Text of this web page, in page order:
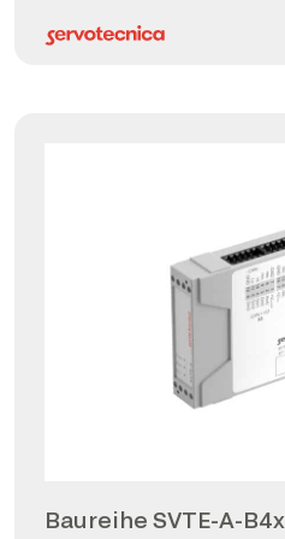
Baureihe SVTE-A-B4x